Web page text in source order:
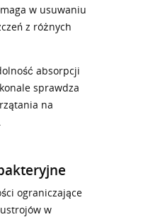
w usuwaniu
z różnych
absorpcji
sprawdza
na
ograniczające
w